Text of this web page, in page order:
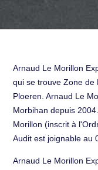
Arnaud Le Morillon
qui se trouve Zone de
Ploeren. Arnaud Le
Morbihan depuis
Morillon (inscrit à
Audit est joignable au
Arnaud Le Morillon